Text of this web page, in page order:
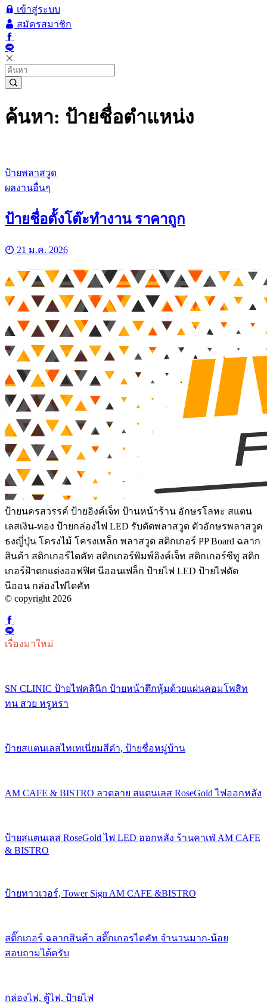
เข้าสู่ระบบ
สมัครสมาชิก
ค้นหา: ป้ายชื่อตำแหน่ง
ป้ายพลาสวูด
ผลงานอื่นๆ
ป้ายชื่อตั้งโต๊ะทำงาน ราคาถูก
21 ม.ค. 2026
ป้ายนครสวรรค์ ป้ายอิงค์เจ็ท ป้านหน้าร้าน อักษรโลหะ สแตน
เลสเงิน-ทอง ป้ายกล่องไฟ LED รับตัดพลาสวูด ตัวอักษรพลาสวูด
ธงญี่ปุ่น โครงไม้ โครงเหล็ก พลาสวูด สติกเกอร์ PP Board ฉลาก
สินค้า สติกเกอร์ไดคัท สติกเกอร์พิมพ์อิงค์เจ็ท สติกเกอร์ซีทู สติก
เกอร์ฝ้าตกแต่งออฟฟิศ นีออนเฟล็ก ป้ายไฟ LED ป้ายไฟดัด
นีออน กล่องไฟไดคัท
© copyright 2026
เรื่องมาใหม่
SN CLINIC ป้ายไฟคลินิก ป้ายหน้าตึกหุ้มด้วยแผ่นคอมโพสิท
ทน สวย หรูหรา
ป้ายสแตนเลสไทเทเนี่ยมสีดำ, ป้ายชื่อหมู่บ้าน
AM CAFE & BISTRO ลวดลาย สแตนเลส RoseGold ไฟออกหลัง
ป้ายสแตนเลส RoseGold ไฟ LED ออกหลัง ร้านคาเฟ่ AM CAFE
& BISTRO
ป้ายทาวเวอร์, Tower Sign AM CAFE &BISTRO
สติ๊กเกอร์ ฉลากสินค้า สติ๊กเกอรไดคัท จำนวนมาก-น้อย
สอบถามได้ครับ
กล่องไฟ, ตู้ไฟ, ป้ายไฟ